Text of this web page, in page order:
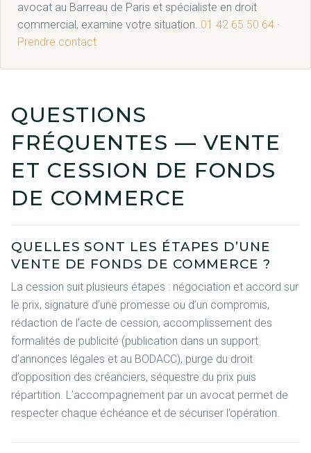
avocat au Barreau de Paris et spécialiste en droit
commercial, examine votre situation. 01 42 65 50 64 ·
Prendre contact
QUESTIONS
FRÉQUENTES — VENTE
ET CESSION DE FONDS
DE COMMERCE
QUELLES SONT LES ÉTAPES D’UNE
VENTE DE FONDS DE COMMERCE ?
La cession suit plusieurs étapes : négociation et accord sur
le prix, signature d’une promesse ou d’un compromis,
rédaction de l’acte de cession, accomplissement des
formalités de publicité (publication dans un support
d’annonces légales et au BODACC), purge du droit
d’opposition des créanciers, séquestre du prix puis
répartition. L’accompagnement par un avocat permet de
respecter chaque échéance et de sécuriser l’opération.